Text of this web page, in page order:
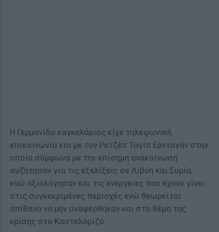
Η Γερμανίδα καγκελάριος είχε τηλεφωνική
επικοινωνία και με τον Ρετζέπ Ταγίπ Ερντογάν στην
οποία σύμφωνα με την επίσημη ανακοίνωση
συζήτησαν για τις εξελίξεις σε Λιβύη και Συρία,
ενώ αξιολόγησαν και τις ενέργειες που έχουν γίνει
στις συγκεκριμένες περιοχές ενώ θεωρείται
απίθανο να μην αναφέρθηκαν και στο θέμα της
κρίσης στο Καστελόριζο.